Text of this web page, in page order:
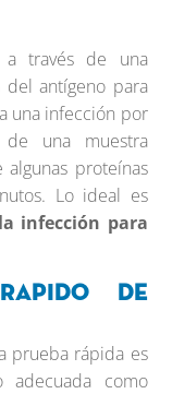
a través de una
del antígeno para
una infección por
de una muestra
algunas proteínas
Lo ideal es
infección para
de
prueba rápida es
adecuada como